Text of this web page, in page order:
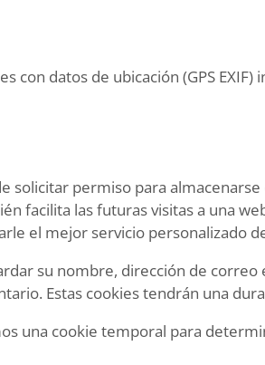
con datos de ubicación (GPS
solicitar permiso para
facilita las futuras visitas a una
el mejor servicio personalizado
su nombre, dirección de
Estas cookies tendrán una
una cookie temporal para